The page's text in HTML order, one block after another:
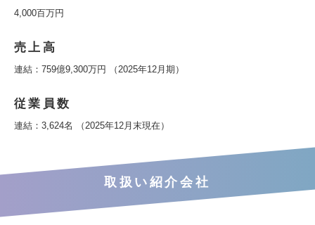
4,000百万円
売上高
連結：759億9,300万円 （2025年12月期）
従業員数
連結：3,624名 （2025年12月末現在）
取扱い紹介会社